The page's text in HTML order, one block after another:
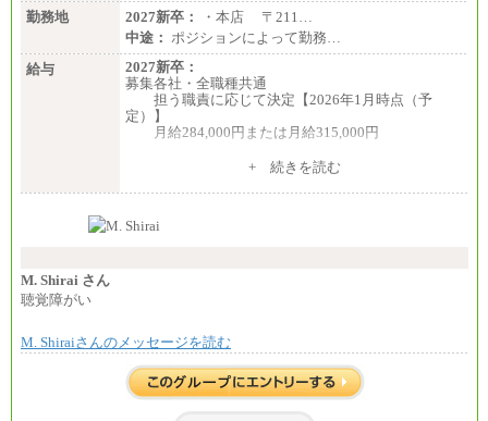
勤務地
2027新卒：
・本店 〒211…
中途： ポジションによって勤務…
給与
2027新卒：
募集各社・全職種共通
担う職責に応じて決定【2026年1月時点（予
定）】
月給284,000円または月給315,000円
※入社後早期から、自律的な業務遂行が求めら
す。
い職責を担う方については、さらに高い金額を個別
※上記に加え、所定労働時間外に勤務をした場
※試用期間中も給与に変更はございません。
+ 続きを読む
M. Shirai さん
聴覚障がい
M. Shiraiさんのメッセージを読む